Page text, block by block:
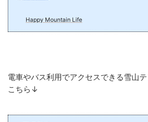
ばと思います。まずはこの時期限定のとっても便利な
Happy Mountain Life
電車やバス利用でアクセスできる雪山
こちら↓